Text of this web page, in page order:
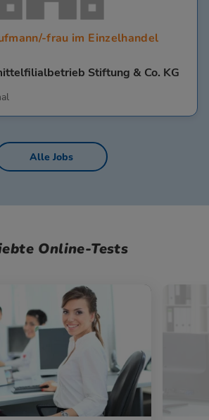
frau im Einzelhandel
Stiftung & Co. KG
Alle Jobs
Online-Tests